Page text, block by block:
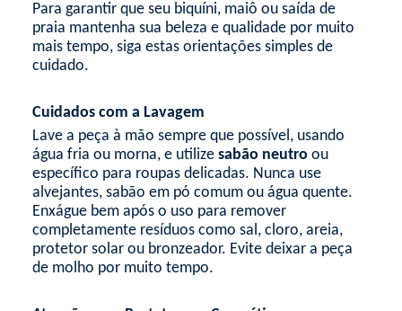
Para garantir que seu biquíni, maiô ou saída de
praia mantenha sua beleza e qualidade por muito
mais tempo, siga estas orientações simples de
cuidado.
Cuidados com a Lavagem
Lave a peça à mão sempre que possível, usando
água fria ou morna, e utilize sabão neutroou
específico para roupas delicadas. Nunca use
alvejantes, sabão em pó comum ou água quente.
Enxágue bem após o uso para remover
completamente resíduos como sal, cloro, areia,
protetor solar ou bronzeador. Evite deixar a peça
de molho por muito tempo.